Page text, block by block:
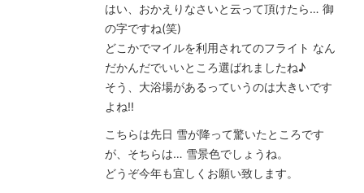
はい、おかえりなさいと云って頂けたら… 御
の字ですね(笑)
どこかでマイルを利用されてのフライト なん
だかんだでいいところ選ばれましたね♪
そう、大浴場があるっていうのは大きいです
よね!!
こちらは先日 雪が降って驚いたところです
が、そちらは… 雪景色でしょうね。
どうぞ今年も宜しくお願い致します。